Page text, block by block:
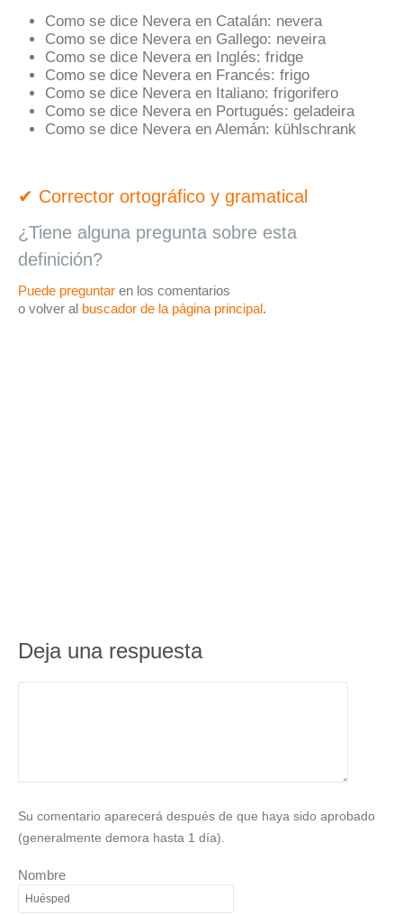
Como se dice Nevera en Catalán: nevera
Como se dice Nevera en Gallego: neveira
Como se dice Nevera en Inglés: fridge
Como se dice Nevera en Francés: frigo
Como se dice Nevera en Italiano: frigorifero
Como se dice Nevera en Portugués: geladeira
Como se dice Nevera en Alemán: kühlschrank
✔ Corrector ortográfico y gramatical
¿Tiene alguna pregunta sobre esta
definición?
Puede preguntar en los comentarios
o volver al buscador de la página principal.
Deja una respuesta
Su comentario aparecerá después de que haya sido aprobado
(generalmente demora hasta 1 día).
Nombre